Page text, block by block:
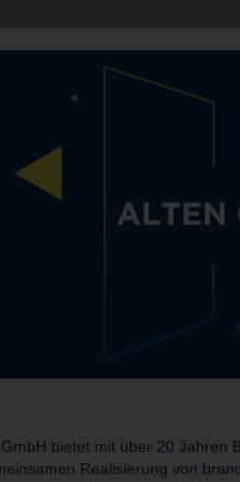
bietet mit über 20
Realisierung von